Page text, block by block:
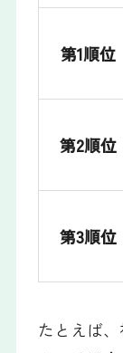
第1順位
第2順位
第3順位
たとえば